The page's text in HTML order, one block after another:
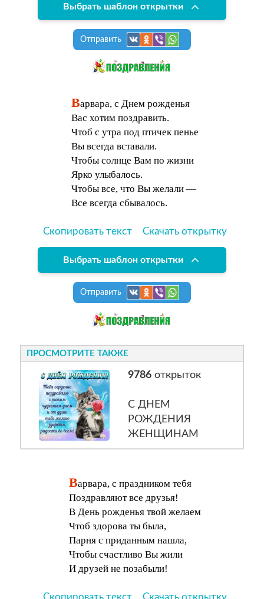
Выбрать шаблон открытки
Отправить
Варвара, с Днем рожденья
Вас хотим поздравить.
Чтоб с утра под птичек пенье
Вы всегда вставали.
Чтобы солнце Вам по жизни
Ярко улыбалось.
Чтобы все, что Вы желали —
Все всегда сбывалось.
Скопировать текст Скачать открытку
Выбрать шаблон открытки
Отправить
ПРОСМОТРИТЕ ТАКЖЕ
9786открыток
С ДНЕМ
РОЖДЕНИЯ
ЖЕНЩИНАМ
Варвара, с праздником тебя
Поздравляют все друзья!
В День рожденья твой желаем
Чтоб здорова ты была,
Парня с приданным нашла,
Чтобы счастливо Вы жили
И друзей не позабыли!